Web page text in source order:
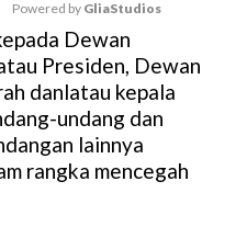
M
u
t
e
Powered by GliaStudios
Dewan
Presiden, Dewan
danlatau kepala
undang dan
lainnya
rangka mencegah